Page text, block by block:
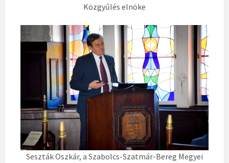
Közgyűlés elnöke
Seszták Oszkár, a Szabolcs-Szatmár-Bereg Megyei